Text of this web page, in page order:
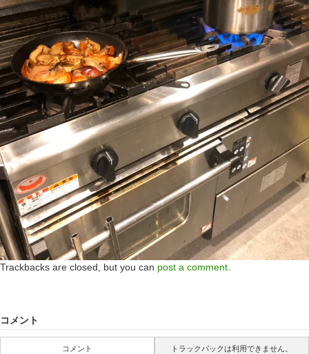
Trackbacks are closed, but you can post a comment.
コメント
コメント
トラックバックは利用できません。